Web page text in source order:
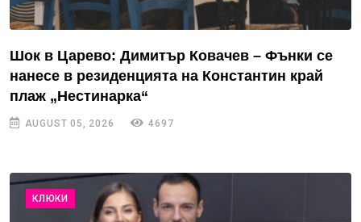
Шок в Царево: Димитър Ковачев – Фънки се
нанесе в резиденцията на Константин край
плаж „Нестинарка“
AUGUST 05, 2026 4697
КЛЮКИ